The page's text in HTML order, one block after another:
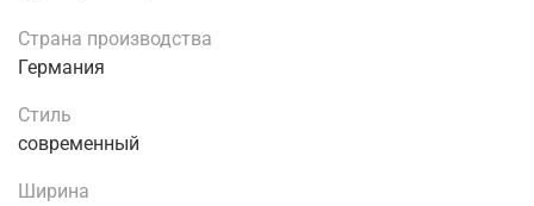
Страна производства
Германия
Стиль
современный
Ширина